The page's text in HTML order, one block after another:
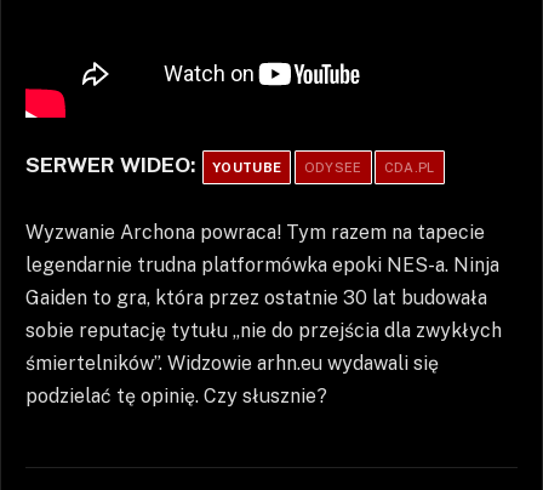
SERWER WIDEO: YOUTUBE ODYSEE CDA.PL
Wyzwanie Archona powraca! Tym razem na tapecie
legendarnie trudna platformówka epoki NES-a. Ninja
Gaiden to gra, która przez ostatnie 30 lat budowała
sobie reputację tytułu „nie do przejścia dla zwykłych
śmiertelników”. Widzowie arhn.eu wydawali się
podzielać tę opinię. Czy słusznie?